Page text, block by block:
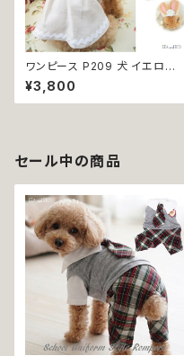
ワンピース P209 犬 イエロー
ナチュラル 猫 ペット 服 犬服 犬
の服 犬洋服 犬の洋服 洋服 猫
服 猫の服 猫洋服 猫の洋服 do
換不可
¥3,800
セール中の商品